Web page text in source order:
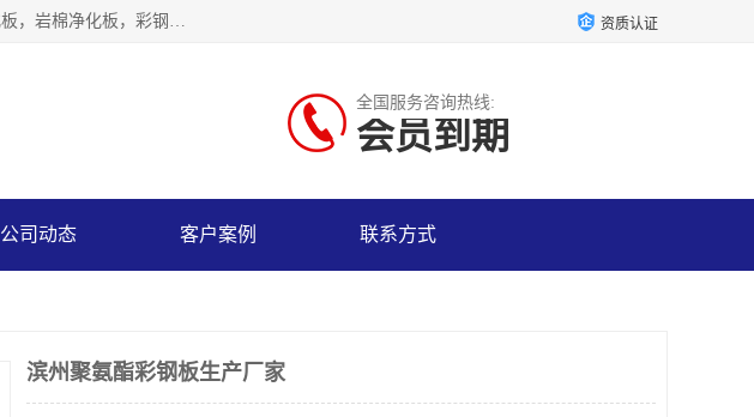
山东中汇彩钢有限公司专业从事聚氨酯封边岩棉板、岩棉板的生产制造，主要产品有：净化板，手工净化板，岩棉净化板，彩钢板，聚氨酯封边岩棉复合板，聚氨酯封边岩棉夹芯板。 资质认证
全国服务咨询热线:
会员到期
公司动态 客户案例 联系方式
滨州聚氨酯彩钢板生产厂家